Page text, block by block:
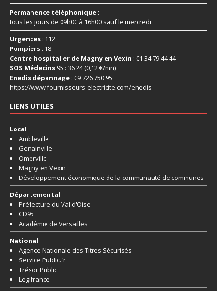
Permanence téléphonique :
tous les jours de 09h00 à 16h00 sauf le mercredi
Urgences : 112
Pompiers : 18
Centre hospitalier de Magny en Vexin : 01 34 79 44 44
SOS Médecins 95 : 36 24 (0,12 €/mn)
Enedis dépannage : 09 726 750 95
https://www.fournisseurs-electricite.com/enedis
LIENS UTILES
Local
Ambleville
Genainville
Omerville
Magny en Vexin
Développement économique de la communauté de communes
Départemental
Préfecture du Val d'Oise
CD95
Académie de Versailles
National
Agence Nationale des Titres Sécurisés
Service Public.fr
Trésor Public
Legifrance